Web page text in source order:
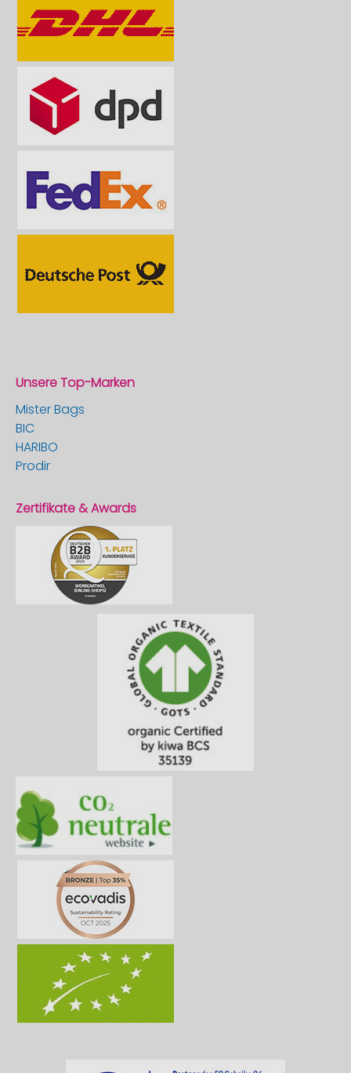
Unsere Top-Marken
Mister Bags
BIC
HARIBO
Prodir
Zertifikate & Awards